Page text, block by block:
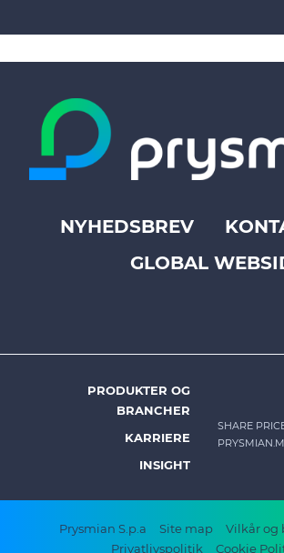
Footer
Prysmian
NYHEDSBREV
GLOBAL
menu
PRODUKTER OG
BRANCHER
KARRIERE
INSIGHT
SHARE
Footer
Prysmian S.p.a Site map
Vilkår og
Privatlivspolitik
Cookie